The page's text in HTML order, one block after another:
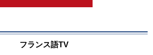
フランス語TV